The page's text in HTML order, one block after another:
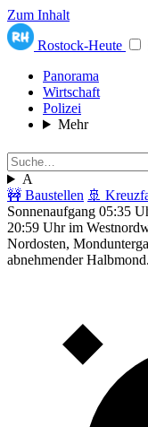
Zum Inhalt
Rostock-Heute
Panorama
Wirtschaft
Polizei
Mehr
A
🚧 Baustellen 🚢
Sonnenaufgang 05:35
20:59 Uhr im
Nordosten,
abnehmender Halbmond.